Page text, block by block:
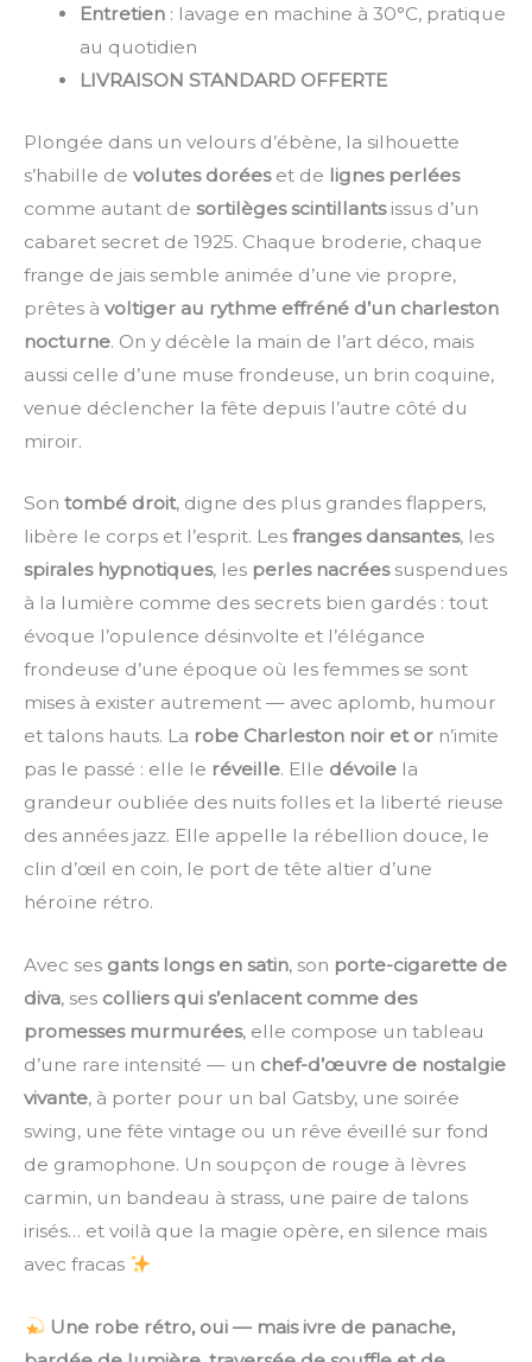
Entretien: lavage en machine à 30°C, pratique
au quotidien
LIVRAISON STANDARD OFFERTE
Plongée dans un velours d’ébène, la silhouette
s’habille de volutes doréeset de lignes perlées
comme autant de sortilèges scintillantsissus d’un
cabaret secret de 1925. Chaque broderie, chaque
frange de jais semble animée d’une vie propre,
prêtes à voltiger au rythme effréné d’un charleston
nocturne. On y décèle la main de l’art déco, mais
aussi celle d’une muse frondeuse, un brin coquine,
venue déclencher la fête depuis l’autre côté du
miroir.
Son tombé droit, digne des plus grandes flappers,
libère le corps et l’esprit. Les franges dansantes, les
spirales hypnotiques, les perles nacréessuspendues
à la lumière comme des secrets bien gardés : tout
évoque l’opulence désinvolte et l’élégance
frondeuse d’une époque où les femmes se sont
mises à exister autrement — avec aplomb, humour
et talons hauts. La robe Charleston noir et or n’imite
pas le passé : elle le réveille. Elle dévoile la
grandeur oubliée des nuits folles et la liberté rieuse
des années jazz. Elle appelle la rébellion douce, le
clin d’œil en coin, le port de tête altier d’une
héroïne rétro.
Avec ses gants longs en satin, son porte-cigarette de
diva, ses colliers qui s’enlacent comme des
promesses murmurées, elle compose un tableau
d’une rare intensité — un chef-d’œuvre de nostalgie
vivante, à porter pour un bal Gatsby, une soirée
swing, une fête vintage ou un rêve éveillé sur fond
de gramophone. Un soupçon de rouge à lèvres
carmin, un bandeau à strass, une paire de talons
irisés… et voilà que la magie opère, en silence mais
avec fracas
Une robe rétro, oui — mais ivre de panache,